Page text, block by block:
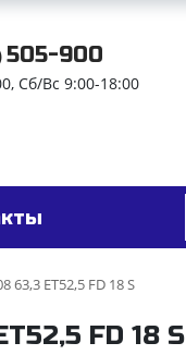
505-900
Сб/Вс 9:00-18:00
63,3 ET52,5 FD 18 S
FD 18 S